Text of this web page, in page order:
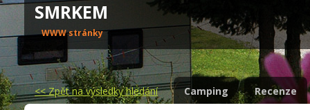
SMRKEM
WWW stránky
<<Zpět na výsledky hledání Camping Recenze